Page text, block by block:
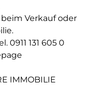
Verkauf oder
0911 131 605 0
IMMOBILIE